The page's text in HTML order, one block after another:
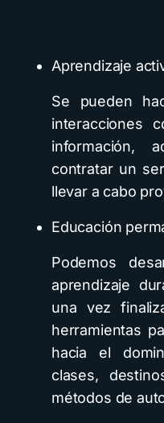
Aprendizaje
Se pueden
interacciones
información,
contratar un
llevar a cabo
Educación
Podemos
aprendizaje
una vez
herramientas
hacia el
clases,
métodos de